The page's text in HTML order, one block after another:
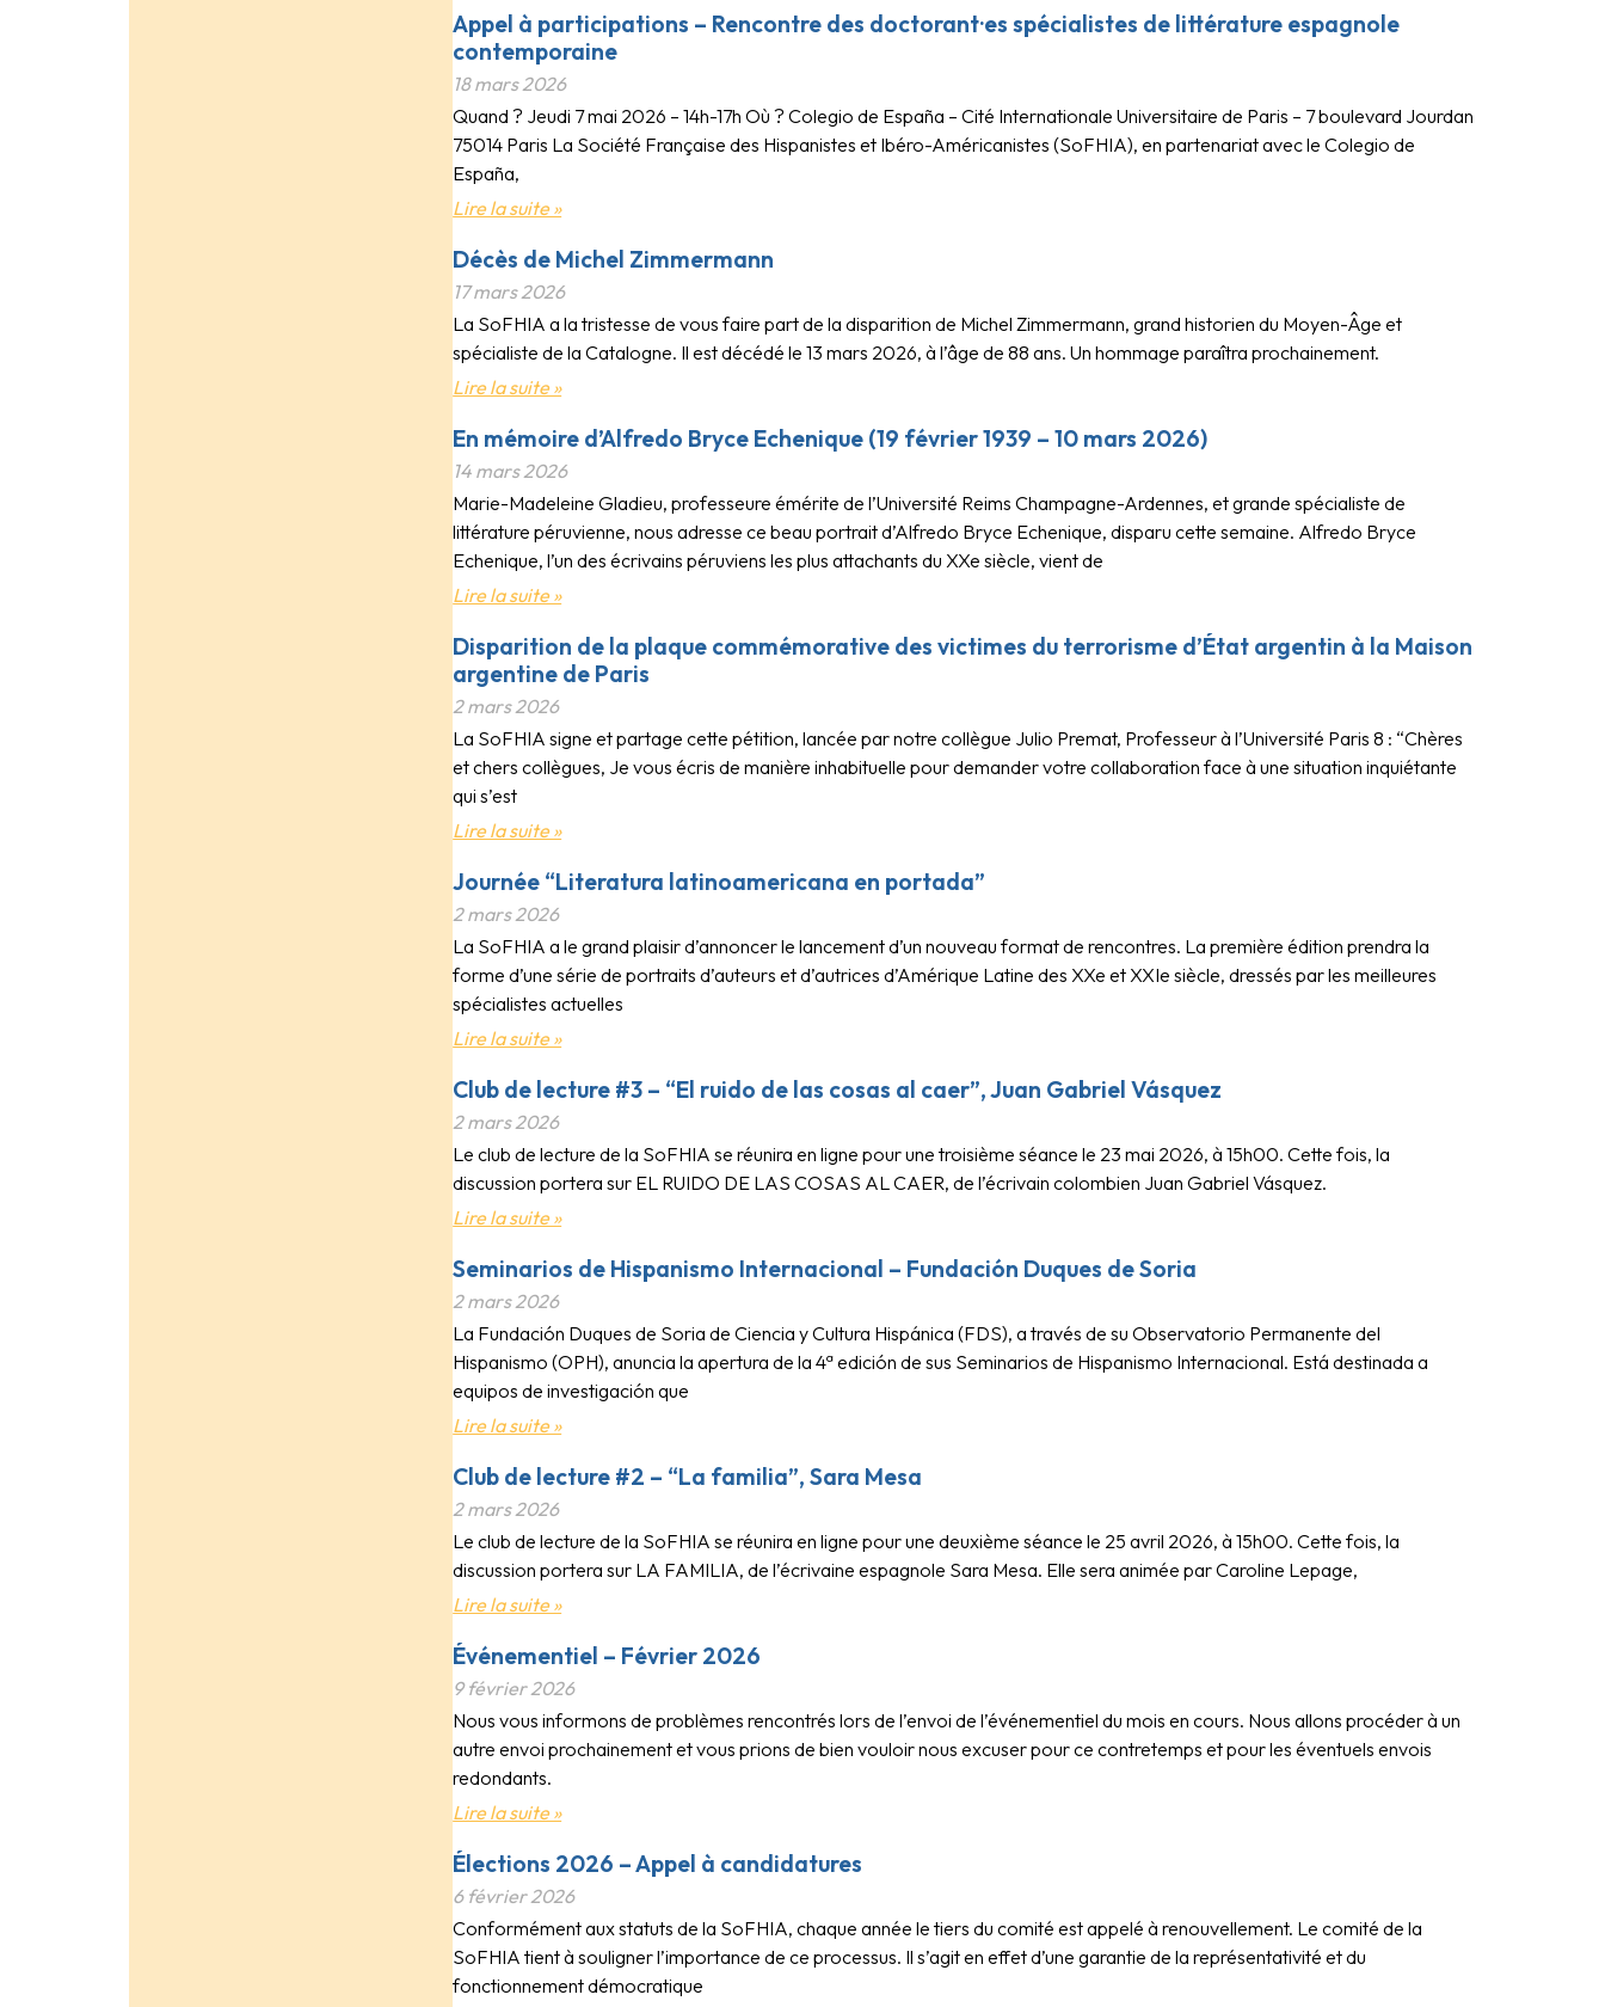
Appel à participations – Rencontre des doctorant·es spécialistes de littérature espagnole
contemporaine
18 mars 2026
Quand ? Jeudi 7 mai 2026 – 14h-17h Où ? Colegio de España – Cité Internationale Universitaire de Paris – 7 boulevard Jourdan
75014 Paris La Société Française des Hispanistes et Ibéro-Américanistes (SoFHIA), en partenariat avec le Colegio de
España,
Lire la suite »
Décès de Michel Zimmermann
17 mars 2026
La SoFHIA a la tristesse de vous faire part de la disparition de Michel Zimmermann, grand historien du Moyen-Âge et
spécialiste de la Catalogne. Il est décédé le 13 mars 2026, à l’âge de 88 ans. Un hommage paraîtra prochainement.
Lire la suite »
En mémoire d’Alfredo Bryce Echenique (19 février 1939 – 10 mars 2026)
14 mars 2026
Marie-Madeleine Gladieu, professeure émérite de l’Université Reims Champagne-Ardennes, et grande spécialiste de
littérature péruvienne, nous adresse ce beau portrait d’Alfredo Bryce Echenique, disparu cette semaine. Alfredo Bryce
Echenique, l’un des écrivains péruviens les plus attachants du XXe siècle, vient de
Lire la suite »
Disparition de la plaque commémorative des victimes du terrorisme d’État argentin à la Maison
argentine de Paris
2 mars 2026
La SoFHIA signe et partage cette pétition, lancée par notre collègue Julio Premat, Professeur à l’Université Paris 8 : “Chères
et chers collègues, Je vous écris de manière inhabituelle pour demander votre collaboration face à une situation inquiétante
qui s’est
Lire la suite »
Journée “Literatura latinoamericana en portada”
2 mars 2026
La SoFHIA a le grand plaisir d’annoncer le lancement d’un nouveau format de rencontres. La première édition prendra la
forme d’une série de portraits d’auteurs et d’autrices d’Amérique Latine des XXe et XXIe siècle, dressés par les meilleures
spécialistes actuelles
Lire la suite »
Club de lecture #3 – “El ruido de las cosas al caer”, Juan Gabriel Vásquez
2 mars 2026
Le club de lecture de la SoFHIA se réunira en ligne pour une troisième séance le 23 mai 2026, à 15h00. Cette fois, la
discussion portera sur EL RUIDO DE LAS COSAS AL CAER, de l’écrivain colombien Juan Gabriel Vásquez.
Lire la suite »
Seminarios de Hispanismo Internacional – Fundación Duques de Soria
2 mars 2026
La Fundación Duques de Soria de Ciencia y Cultura Hispánica (FDS), a través de su Observatorio Permanente del
Hispanismo (OPH), anuncia la apertura de la 4ª edición de sus Seminarios de Hispanismo Internacional. Está destinada a
equipos de investigación que
Lire la suite »
Club de lecture #2 – “La familia”, Sara Mesa
2 mars 2026
Le club de lecture de la SoFHIA se réunira en ligne pour une deuxième séance le 25 avril 2026, à 15h00. Cette fois, la
discussion portera sur LA FAMILIA, de l’écrivaine espagnole Sara Mesa. Elle sera animée par Caroline Lepage,
Lire la suite »
Événementiel – Février 2026
9 février 2026
Nous vous informons de problèmes rencontrés lors de l’envoi de l’événementiel du mois en cours. Nous allons procéder à un
autre envoi prochainement et vous prions de bien vouloir nous excuser pour ce contretemps et pour les éventuels envois
redondants.
Lire la suite »
Élections 2026 – Appel à candidatures
6 février 2026
Conformément aux statuts de la SoFHIA, chaque année le tiers du comité est appelé à renouvellement. Le comité de la
SoFHIA tient à souligner l’importance de ce processus. Il s’agit en effet d’une garantie de la représentativité et du
fonctionnement démocratique